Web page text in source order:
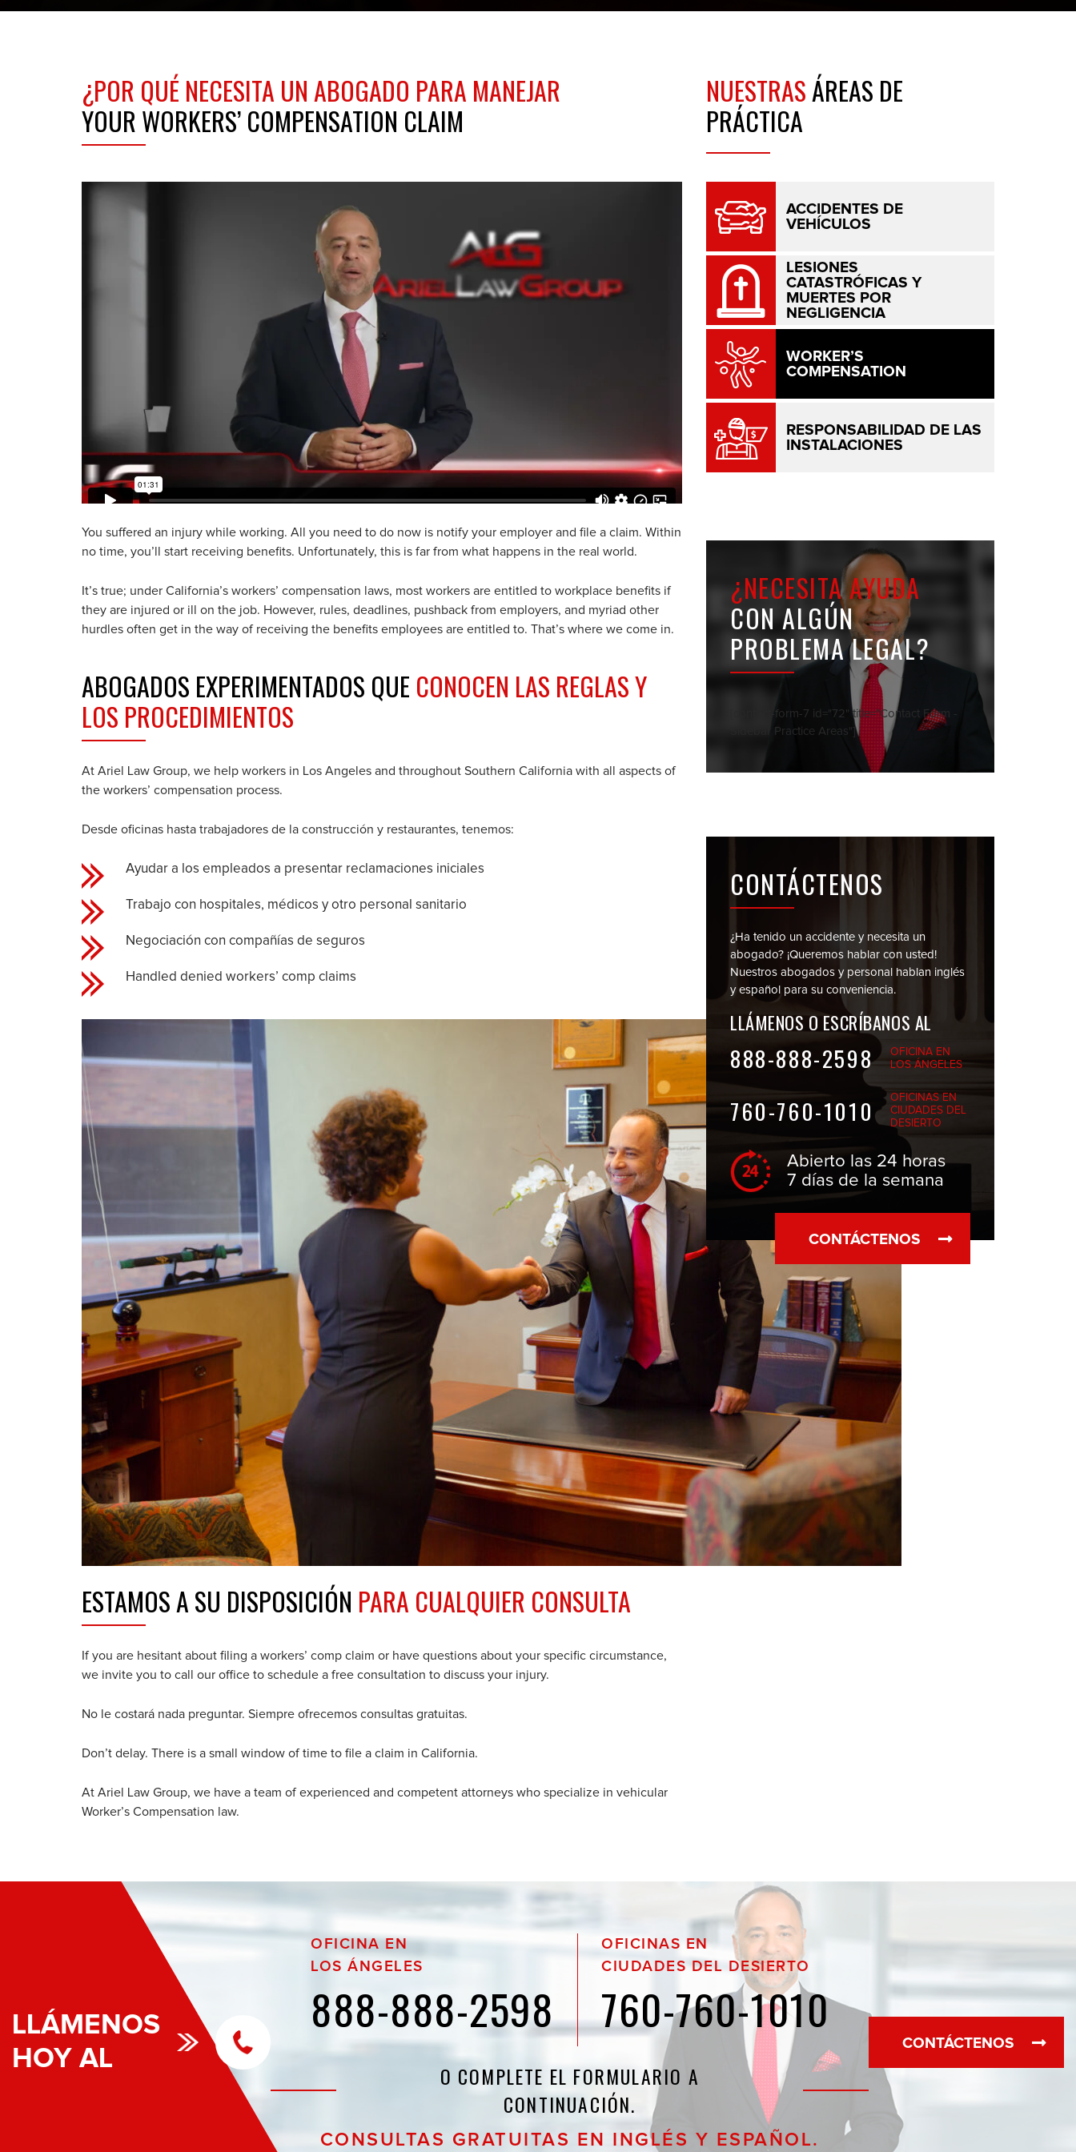
¿POR QUÉ NECESITA UN ABOGADO PARA MANEJAR
YOUR WORKERS’ COMPENSATION CLAIM
You suffered an injury while working. All you need to do now is notify your employer and file a claim. Within
no time, you’ll start receiving benefits. Unfortunately, this is far from what happens in the real world.
It’s true; under California’s workers’ compensation laws, most workers are entitled to workplace benefits if
they are injured or ill on the job. However, rules, deadlines, pushback from employers, and myriad other
hurdles often get in the way of receiving the benefits employees are entitled to. That’s where we come in.
ABOGADOS EXPERIMENTADOS QUE CONOCEN LAS REGLAS Y
LOS PROCEDIMIENTOS
At Ariel Law Group, we help workers in Los Angeles and throughout Southern California with all aspects of
the workers’ compensation process.
Desde oficinas hasta trabajadores de la construcción y restaurantes, tenemos:
Ayudar a los empleados a presentar reclamaciones iniciales
Trabajo con hospitales, médicos y otro personal sanitario
Negociación con compañías de seguros
Handled denied workers’ comp claims
ESTAMOS A SU DISPOSICIÓN PARA CUALQUIER CONSULTA
If you are hesitant about filing a workers’ comp claim or have questions about your specific circumstance,
we invite you to call our office to schedule a free consultation to discuss your injury.
No le costará nada preguntar. Siempre ofrecemos consultas gratuitas.
Don’t delay. There is a small window of time to file a claim in California.
At Ariel Law Group, we have a team of experienced and competent attorneys who specialize in vehicular
Worker’s Compensation law.
NUESTRASÁREAS DE
PRÁCTICA
ACCIDENTES DE
VEHÍCULOS
LESIONES
CATASTRÓFICAS Y
MUERTES POR
NEGLIGENCIA
WORKER’S
COMPENSATION
RESPONSABILIDAD DE LAS
INSTALACIONES
¿NECESITA AYUDA
CON ALGÚN
PROBLEMA LEGAL?
[contact-form-7 id="72" title="Contact Form -
Sidebar Practice Areas"]
CONTÁCTENOS
¿Ha tenido un accidente y necesita un
abogado? ¡Queremos hablar con usted!
Nuestros abogados y personal
hablan inglés
y español para su conveniencia.
LLÁMENOS O ESCRÍBANOS AL
888-888-2598
OFICINA EN
LOS ÁNGELES
760-760-1010
OFICINAS EN
CIUDADES DEL
DESIERTO
Abierto las 24 horas
7 días de la semana
CONTÁCTENOS
LLÁMENOS
HOY AL
OFICINA EN
LOS ÁNGELES
888-888-2598
OFICINAS EN
CIUDADES DEL DESIERTO
760-760-1010
O COMPLETE EL FORMULARIO A
CONTINUACIÓN.
CONSULTAS GRATUITAS EN INGLÉS Y ESPAÑOL.
CONTÁCTENOS